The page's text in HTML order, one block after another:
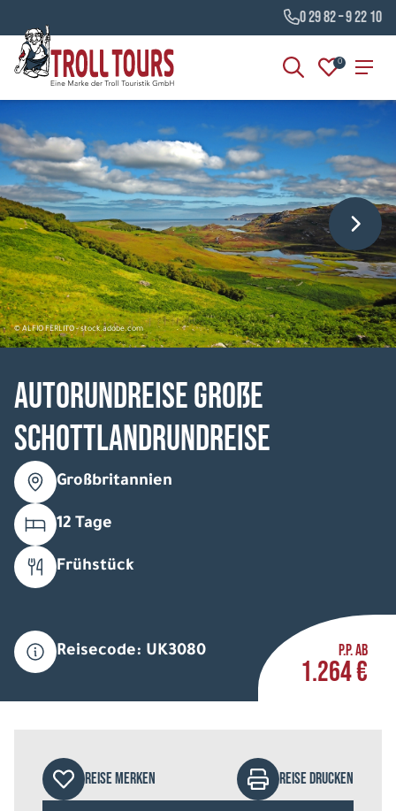
0 29 82 – 9 22 10
0
© ALFIO FERLITO - stock.adobe.com
Autorundreise Große
Schottlandrundreise
Großbritannien
12 Tage
Frühstück
Reisecode: UK3080 P.P. AB
1.264 €
REISE MERKEN REISE DRUCKEN